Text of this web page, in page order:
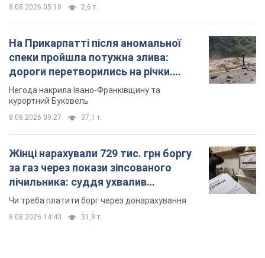
8.08.2026 05:10 2,6 т.
На Прикарпатті після аномальної
спеки пройшла потужна злива:
дороги перетворились на річки.
Відео
Негода накрила Івано-Франківщину та
курортний Буковель
8.08.2026 09:27 37,1 т.
Жінці нарахували 729 тис. грн боргу
за газ через покази зіпсованого
лічильника: суддя ухвалив
неочікуване рішення
Чи треба платити борг через донарахування
8.08.2026 14:43 31,9 т.